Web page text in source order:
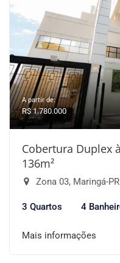
A partir de:
R$ 1.780.000
Cobertura Duplex
136m²
Zona 03, Maringá-PR
3 Quartos 4
Mais informações